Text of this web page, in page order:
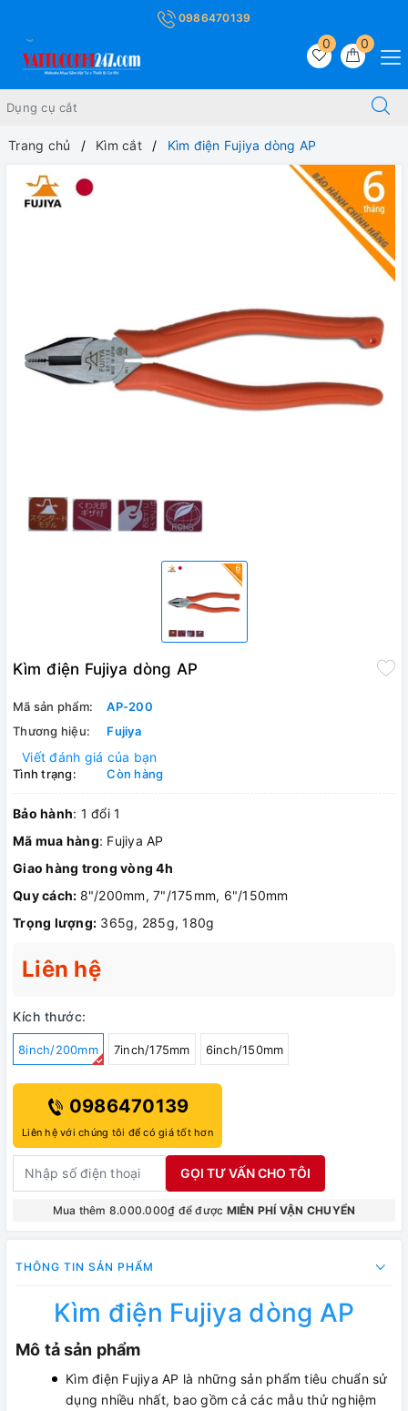
0986470139
0
0
Trang chủ Kìm cắt Kìm điện Fujiya dòng AP
Kìm điện Fujiya dòng AP
Mã sản phẩm:
AP-200
Thương hiệu:
Fujiya
Viết đánh giá của bạn
Tình trạng: Còn hàng
Bảo hành: 1 đổi 1
Mã mua hàng: Fujiya AP
Giao hàng trong vòng 4h
Quy cách: 8"/200mm, 7"/175mm, 6"/150mm
Trọng lượng: 365g, 285g, 180g
Liên hệ
Kích thước:
8inch/200mm 7inch/175mm 6inch/150mm
0986470139
Liên hệ với chúng tôi để có giá tốt hơn
GỌI TƯ VẤN CHO TÔI
Mua thêm 8.000.000₫ để được MIỄN PHÍ VẬN CHUYỂN
THÔNG TIN SẢN PHẨM
Kìm điện Fujiya dòng AP
Mô tả sản phẩm
Kìm điện Fujiya AP là những sản phẩm tiêu chuẩn sử
dụng nhiều nhất, bao gồm cả các mẫu thử nghiệm